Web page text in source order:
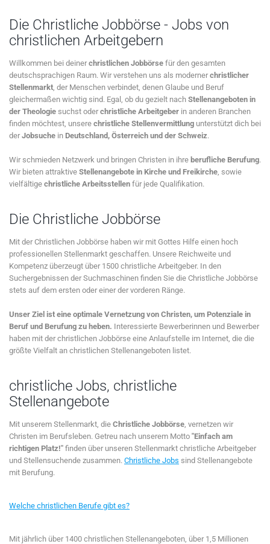
Die Christliche Jobbörse - Jobs von
christlichen Arbeitgebern
Willkommen bei deinerchristlichen Jobbörse für den gesamten
deutschsprachigen Raum. Wir verstehen uns als modernerchristlicher
Stellenmarkt , der Menschen verbindet, denen Glaube und Beruf
gleichermaßen wichtig sind. Egal, ob du gezielt nach Stellenangeboten in
der Theologie suchst oderchristliche Arbeitgeber in anderen Branchen
finden möchtest, unsere christliche Stellenvermittlung unterstützt dich bei
derJobsuche in Deutschland, Österreich und der Schweiz.
Wir schmieden Netzwerk und bringen Christen in ihre berufliche Berufung.
Wir bieten attraktive Stellenangebote in Kirche und Freikirche , sowie
vielfältige christliche Arbeitsstellen für jede Qualifikation.
Die Christliche Jobbörse
Mit der Christlichen Jobbörse haben wir mit Gottes Hilfe einen hoch
professionellen Stellenmarkt geschaffen. Unsere Reichweite und
Kompetenz überzeugt über 1500 christliche Arbeitgeber. In den
Suchergebnissen der Suchmaschinen finden Sie die Christliche Jobbörse
stets auf dem ersten oder einer der vorderen Ränge.
Unser Ziel ist eine optimale Vernetzung von Christen, um Potenziale in
Beruf und Berufung zu heben. Interessierte Bewerberinnen und Bewerber
haben mit der christlichen Jobbörse eine Anlaufstelle im Internet, die die
größte Vielfalt an christlichen Stellenangeboten listet.
christliche Jobs, christliche
Stellenangebote
Mit unserem Stellenmarkt, die Christliche Jobbörse , vernetzen wir
Christen im Berufsleben. Getreu nach unserem Motto "Einfach am
richtigen Platz!" finden über unseren Stellenmarkt christliche Arbeitgeber
und Stellensuchende zusammen. Christliche Jobs sind Stellenangebote
mit Berufung.
Welche christlichen Berufe gibt es?
Mit jährlich über 1400 christlichen Stellenangeboten, über 1,5 Millionen